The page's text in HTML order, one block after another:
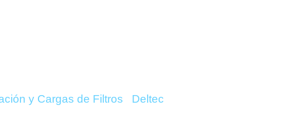
y Cargas de Filtros Deltec